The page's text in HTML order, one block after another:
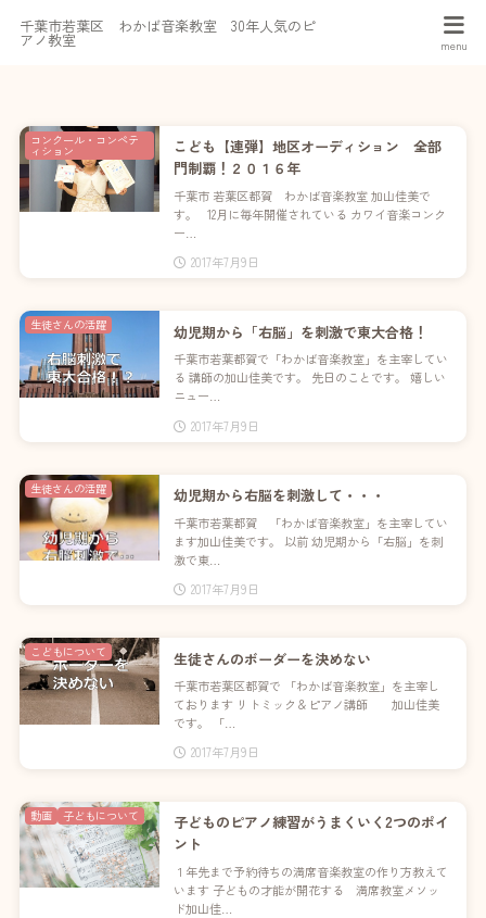
千葉市若葉区 わかば音楽教室 30年人気のピ
アノ教室
こども【連弾】地区オーディション 全部
門制覇！２０１６年
千葉市 若葉区都賀 わかば音楽教室 加山佳美で
す。 12月に毎年開催されている カワイ音楽コンク
ー…
2017年7月9日
コンクール・コンペテ
ィション
幼児期から「右脳」を刺激で東大合格！
千葉市若葉都賀で「わかば音楽教室」を主宰してい
る 講師の加山佳美です。 先日のことです。 嬉しい
ニュー…
2017年7月9日
生徒さんの活躍
幼児期から右脳を刺激して・・・
千葉市若葉都賀 「わかば音楽教室」を主宰してい
ます加山佳美です。 以前 幼児期から「右脳」を刺
激で東…
2017年7月9日
生徒さんの活躍
生徒さんのボーダーを決めない
千葉市若葉区都賀で 「わかば音楽教室」を主宰し
ております リトミック＆ピアノ講師 加山佳美
です。 「…
2017年7月9日
こどもについて
子どものピアノ練習がうまくいく2つのポイ
ント
１年先まで予約待ちの満席音楽教室の作り方教えて
います 子どもの才能が開花する 満席教室メソッ
ド加山佳…
動画 子どもについて